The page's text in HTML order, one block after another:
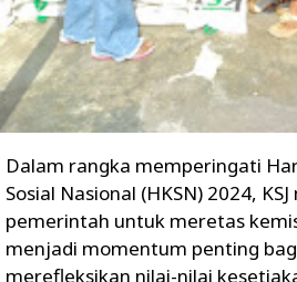
Dalam rangka memperingati
Sosial Nasional (HKSN) 2024,
pemerintah untuk meretas
menjadi momentum penting
merefleksikan nilai-nilai